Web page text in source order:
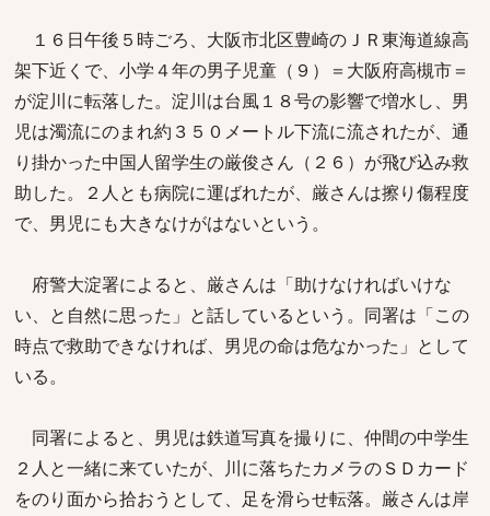
１６日午後５時ごろ、大阪市北区豊崎のＪＲ東海道線高
架下近くで、小学４年の男子児童（９）＝大阪府高槻市＝
が淀川に転落した。淀川は台風１８号の影響で増水し、男
児は濁流にのまれ約３５０メートル下流に流されたが、通
り掛かった中国人留学生の厳俊さん（２６）が飛び込み救
助した。２人とも病院に運ばれたが、厳さんは擦り傷程度
で、男児にも大きなけがはないという。
府警大淀署によると、厳さんは「助けなければいけな
い、と自然に思った」と話しているという。同署は「この
時点で救助できなければ、男児の命は危なかった」として
いる。
同署によると、男児は鉄道写真を撮りに、仲間の中学生
２人と一緒に来ていたが、川に落ちたカメラのＳＤカード
をのり面から拾おうとして、足を滑らせ転落。厳さんは岸